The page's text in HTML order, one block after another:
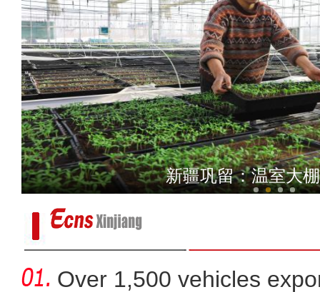
春回大地候鸟归 塔里木河
新疆巩留：温室大棚
Over 1,500 vehicles